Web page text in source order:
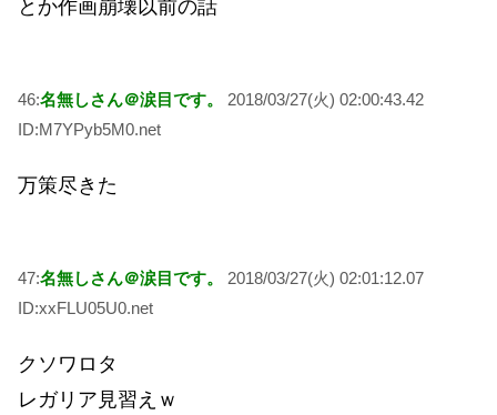
とか作画崩壊以前の話
46:名無しさん＠涙目です。
2018/03/27(火) 02:00:43.42
ID:M7YPyb5M0.net
万策尽きた
47:名無しさん＠涙目です。
2018/03/27(火) 02:01:12.07
ID:xxFLU05U0.net
クソワロタ
レガリア見習えｗ